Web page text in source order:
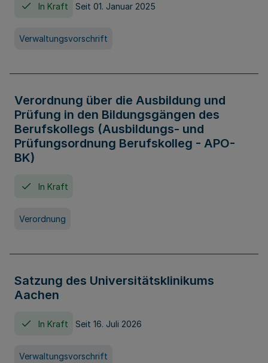
In Kraft Seit 01. Januar 2025
Verwaltungsvorschrift
Verordnung über die Ausbildung und
Prüfung in den Bildungsgängen des
Berufskollegs (Ausbildungs- und
Prüfungsordnung Berufskolleg - APO-
BK)
In Kraft
Verordnung
Satzung des Universitätsklinikums
Aachen
In Kraft Seit 16. Juli 2026
Verwaltungsvorschrift